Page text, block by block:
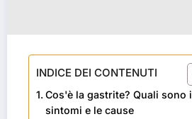
INDICE DEI CONTENUTI
Cos'è la gastrite? Quali sono i
sintomi e le cause